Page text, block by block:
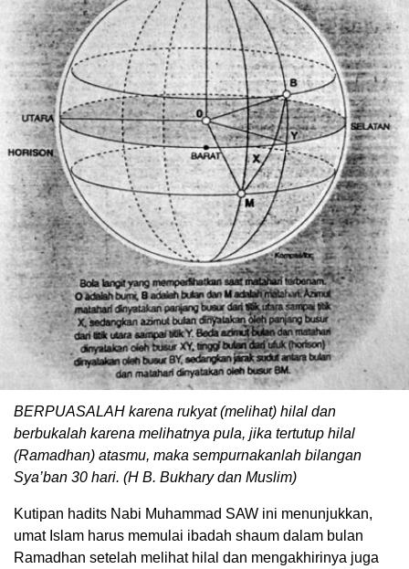
BERPUASALAH karena rukyat (melihat) hilal dan
berbukalah karena melihatnya pula, jika tertutup hilal
(Ramadhan) atasmu, maka sempurnakanlah bilangan
Sya’ban 30 hari. (H B. Bukhary dan Muslim)
Kutipan hadits Nabi Muhammad SAW ini menunjukkan,
umat Islam harus memulai ibadah shaum dalam bulan
Ramadhan setelah melihat hilal dan mengakhirinya juga